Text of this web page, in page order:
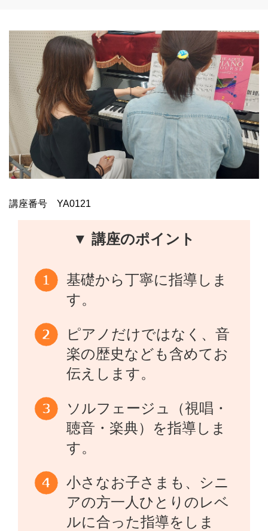
講座番号 YA0121
▼ 講座のポイント
基礎から丁寧に指導しま
す。
ピアノだけではなく、音
楽の歴史なども含めてお
伝えします。
ソルフェージュ（視唱・
聴音・楽典）を指導しま
す。
小さなお子さまも、シニ
アの方一人ひとりのレベ
ルに合った指導をしま